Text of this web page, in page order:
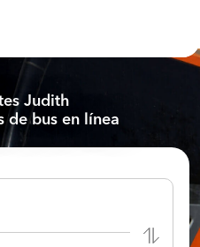
Judith
de bus en línea